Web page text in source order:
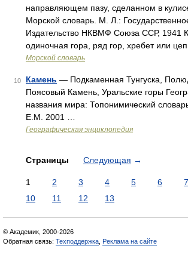
направляющем пазу, сделанном в
Морской словарь. М. Л.:
Издательство НКВМФ Союза ССР, 1941
одиночная гора, ряд гор, хребет или
Морской словарь
10 Камень — Подкаменная Тунгуска,
Поясовый Камень, Уральские горы
названия мира: Топонимический
Е.М. 2001 …
Географическая энциклопедия
Страницы Следующая →
1 2 3 4 5 6 7
10
11 12 13
© Академик, 2000-2026
Обратная связь: Техподдержка Реклама на сайте